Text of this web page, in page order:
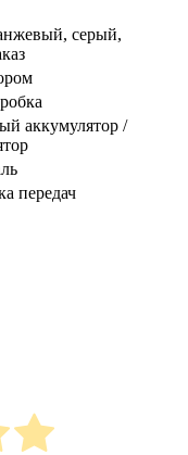
серый,
аккумулятор /
передач